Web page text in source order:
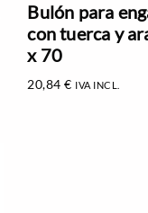
Bulón para
con tuerca y
x 70
20,84€ IVA INCL.